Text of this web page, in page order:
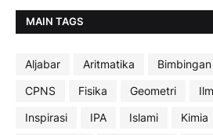
MAIN TAGS
Aljabar Aritmatika
CPNS
Fisika Geometri
Inspirasi
IPA Islami Kimia